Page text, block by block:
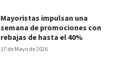
17 de Mayo de 2026
Mayoristas impulsan una
semana de promociones con
rebajas de hasta el 40%